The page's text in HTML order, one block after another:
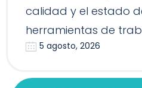
calidad y el estado
herramientas de
Reformer, Silla…
5 agosto, 2026